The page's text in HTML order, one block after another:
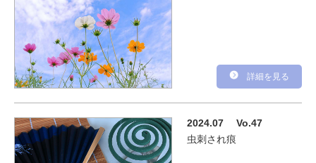
詳細を見る
2024.07 Vo.47
虫刺され痕